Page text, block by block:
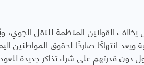
يخالف القوانين المنظمة للنقل الجوي،
ويعد انتهاكًا صارخًا لحقوق المواطنين
قدرتهم على شراء تذاكر جديدة